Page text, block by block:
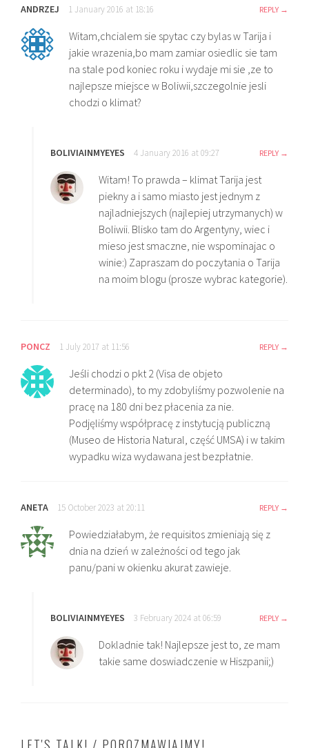
ANDRZEJ 1 January 2016 at 18:16 REPLY
Witam,chcialem sie spytac czy bylas w Tarija i
jakie wrazenia,bo mam zamiar osiedlic sie tam
na stale pod koniec roku i wydaje mi sie ,ze to
najlepsze miejsce w Boliwii,szczegolnie jesli
chodzi o klimat?
BOLIVIAINMYEYES 4 January 2016 at 09:27 REPLY
Witam! To prawda – klimat Tarija jest
piekny a i samo miasto jest jednym z
najladniejszych (najlepiej utrzymanych) w
Boliwii. Blisko tam do Argentyny, wiec i
mieso jest smaczne, nie wspominajac o
winie:) Zapraszam do poczytania o Tarija
na moim blogu (prosze wybrac kategorie).
PONCZ 1 July 2017 at 11:56 REPLY
Jeśli chodzi o pkt 2 (Visa de objeto
determinado), to my zdobyliśmy pozwolenie na
pracę na 180 dni bez płacenia za nie.
Podjęliśmy współpracę z instytucją publiczną
(Museo de Historia Natural, część UMSA) i w takim
wypadku wiza wydawana jest bezpłatnie.
ANETA 15 October 2023 at 20:11 REPLY
Powiedziałabym, że requisitos zmieniają się z
dnia na dzień w zależności od tego jak
panu/pani w okienku akurat zawieje.
BOLIVIAINMYEYES 3 February 2024 at 06:59 REPLY
Dokladnie tak! Najlepsze jest to, ze mam
takie same doswiadczenie w Hiszpanii;)